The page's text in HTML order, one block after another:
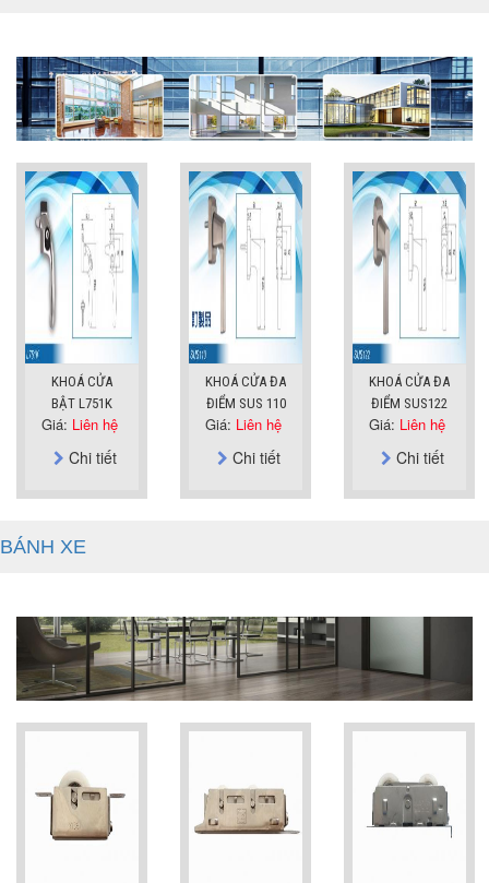
KHOÁ CỬA
BẬT L751K
Giá: Liên hệ
Chi tiết
KHOÁ CỬA ĐA
ĐIỂM SUS 110
Giá: Liên hệ
Chi tiết
KHOÁ CỬA ĐA
ĐIỂM SUS122
Giá: Liên hệ
Chi tiết
BÁNH XE